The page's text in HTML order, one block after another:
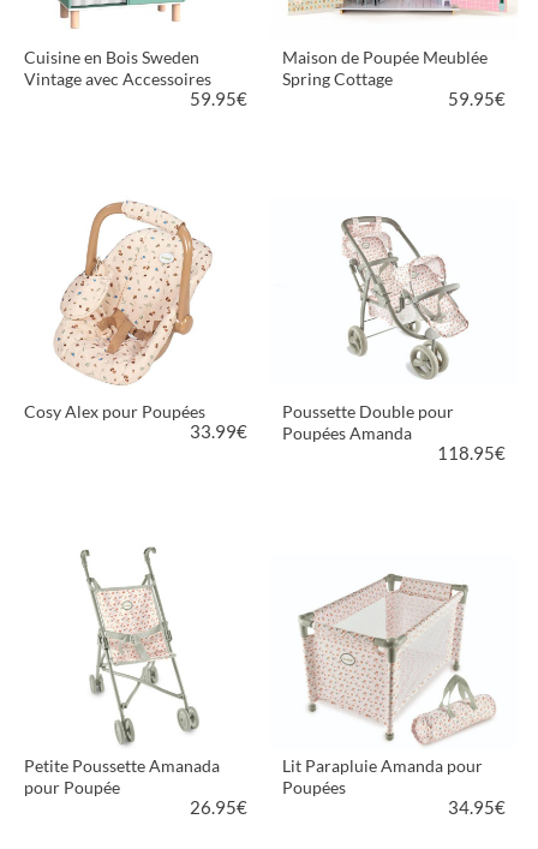
Cuisine en Bois Sweden
Vintage avec Accessoires
59.95€
VOIR LE PRODUIT
Maison de Poupée Meublée
Spring Cottage
59.95€
Cosy Alex pour Poupées
33.99€
VOIR LE PRODUIT
Poussette Double pour
Poupées Amanda
118.95€
Petite Poussette Amanada
pour Poupée
26.95€
Lit Parapluie Amanda pour
Poupées
34.95€